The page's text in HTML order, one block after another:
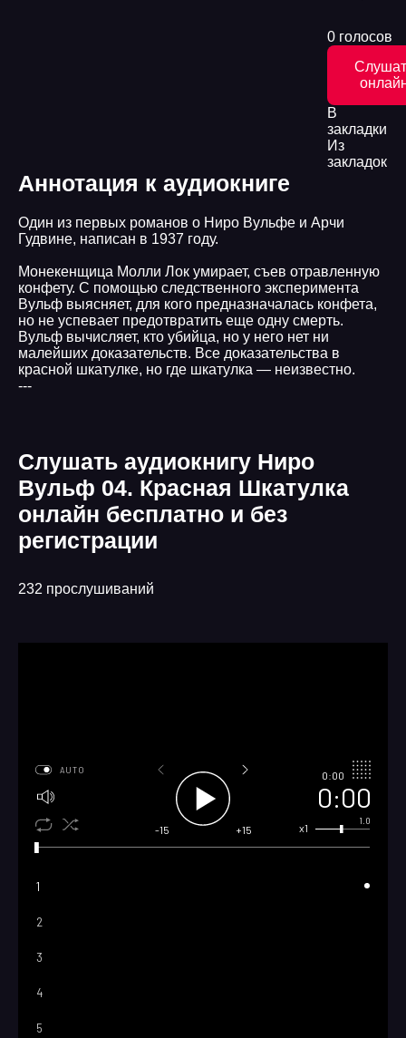
0 голосов
В
закладки
Из
закладок
Аннотация к аудиокниге
Один из первых романов о Ниро Вульфе и Арчи
Гудвине, написан в 1937 году.
Монекенщица Молли Лок умирает, съев отравленную
конфету. С помощью следственного эксперимента
Вульф выясняет, для кого предназначалась конфета,
но не успевает предотвратить еще одну смерть.
Вульф вычисляет, кто убийца, но у него нет ни
малейших доказательств. Все доказательства в
красной шкатулке, но где шкатулка — неизвестно.
---
Слушать аудиокнигу Ниро
Вульф 04. Красная Шкатулка
онлайн бесплатно и без
регистрации
232 прослушиваний
0:00
0:00
1.0
x1
-15 +15
AUTO
1
2
3
4
5